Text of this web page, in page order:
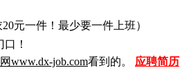
元一件！最少要一件上班）
！
www.dx-job.com看到的。 应聘简历